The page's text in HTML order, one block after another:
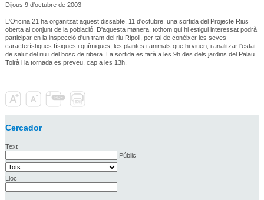
Dijous 9 d'octubre de 2003
L'Oficina 21 ha organitzat aquest dissabte, 11 d'octubre, una sortida del Projecte Rius
oberta al conjunt de la població. D'aquesta manera, tothom qui hi estigui interessat podrà
participar en la inspecció d'un tram del riu Ripoll, per tal de conèixer les seves
característiques físiques i químiques, les plantes i animals que hi viuen, i analitzar l'estat
de salut del riu i del bosc de ribera. La sortida es farà a les 9h des dels jardins del Palau
Tolrà i la tornada es preveu, cap a les 13h.
Cercador
Text
Públic
Lloc